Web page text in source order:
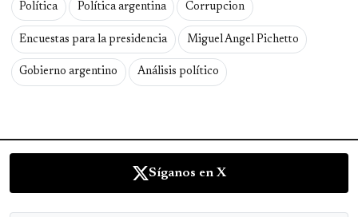
Política Política argentina Corrupcion
Encuestas para la presidencia Miguel Angel Pichetto
Gobierno argentino Análisis político
Síganos en X